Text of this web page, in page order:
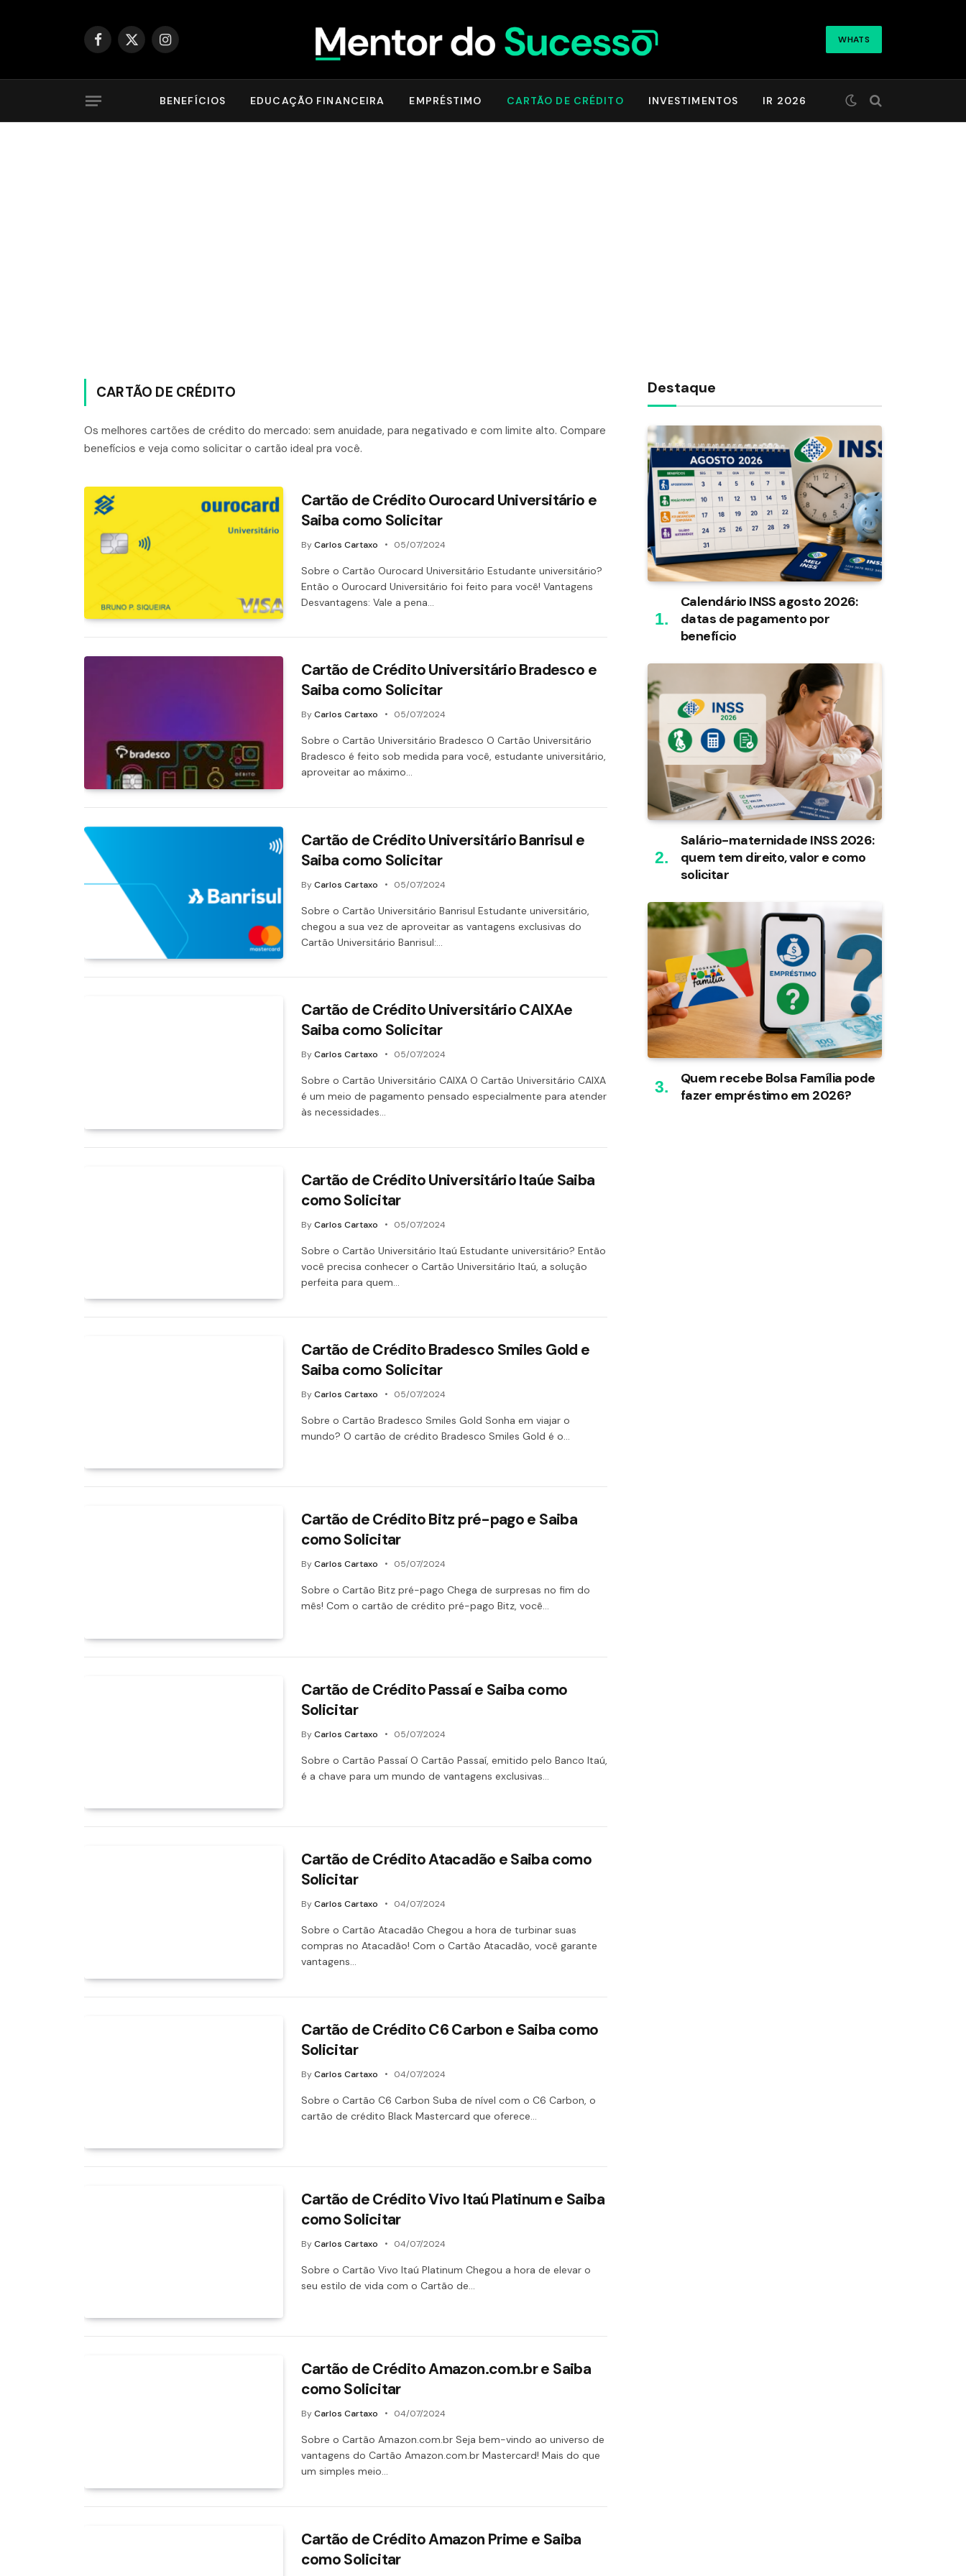
Facebook
X
Instagram WHATS
BENEFÍCIOS EDUCAÇÃO FINANCEIRA EMPRÉSTIMO CARTÃO DE CRÉDITO INVESTIMENTOS IR 2026
CARTÃO DE CRÉDITO
Os melhores cartões de crédito do mercado: sem anuidade, para negativado e com limite alto. Compare
benefícios e veja como solicitar o cartão ideal pra você.
Cartão de Crédito Ourocard Universitário e
Saiba como Solicitar
By Carlos Cartaxo 05/07/2024
Sobre o Cartão Ourocard Universitário Estudante universitário?
Então o Ourocard Universitário foi feito para você! Vantagens
Desvantagens: Vale a pena…
Cartão de Crédito Universitário Bradesco e
Saiba como Solicitar
By Carlos Cartaxo 05/07/2024
Sobre o Cartão Universitário Bradesco O Cartão Universitário
Bradesco é feito sob medida para você, estudante universitário,
aproveitar ao máximo…
Cartão de Crédito Universitário Banrisul e
Saiba como Solicitar
By Carlos Cartaxo 05/07/2024
Sobre o Cartão Universitário Banrisul Estudante universitário,
chegou a sua vez de aproveitar as vantagens exclusivas do
Cartão Universitário Banrisul:…
Cartão de Crédito Universitário CAIXAe
Saiba como Solicitar
By Carlos Cartaxo 05/07/2024
Sobre o Cartão Universitário CAIXA O Cartão Universitário CAIXA
é um meio de pagamento pensado especialmente para atender
às necessidades…
Cartão de Crédito Universitário Itaúe Saiba
como Solicitar
By Carlos Cartaxo 05/07/2024
Sobre o Cartão Universitário Itaú Estudante universitário? Então
você precisa conhecer o Cartão Universitário Itaú, a solução
perfeita para quem…
Cartão de Crédito Bradesco Smiles Gold e
Saiba como Solicitar
By Carlos Cartaxo 05/07/2024
Sobre o Cartão Bradesco Smiles Gold Sonha em viajar o
mundo? O cartão de crédito Bradesco Smiles Gold é o…
Cartão de Crédito Bitz pré-pago e Saiba
como Solicitar
By Carlos Cartaxo 05/07/2024
Sobre o Cartão Bitz pré-pago Chega de surpresas no fim do
mês! Com o cartão de crédito pré-pago Bitz, você…
Cartão de Crédito Passaí e Saiba como
Solicitar
By Carlos Cartaxo 05/07/2024
Sobre o Cartão Passaí O Cartão Passaí, emitido pelo Banco Itaú,
é a chave para um mundo de vantagens exclusivas…
Cartão de Crédito Atacadão e Saiba como
Solicitar
By Carlos Cartaxo 04/07/2024
Sobre o Cartão Atacadão Chegou a hora de turbinar suas
compras no Atacadão! Com o Cartão Atacadão, você garante
vantagens…
Cartão de Crédito C6 Carbon e Saiba como
Solicitar
By Carlos Cartaxo 04/07/2024
Sobre o Cartão C6 Carbon Suba de nível com o C6 Carbon, o
cartão de crédito Black Mastercard que oferece…
Cartão de Crédito Vivo Itaú Platinum e Saiba
como Solicitar
By Carlos Cartaxo 04/07/2024
Sobre o Cartão Vivo Itaú Platinum Chegou a hora de elevar o
seu estilo de vida com o Cartão de…
Cartão de Crédito Amazon.com.br e Saiba
como Solicitar
By Carlos Cartaxo 04/07/2024
Sobre o Cartão Amazon.com.br Seja bem-vindo ao universo de
vantagens do Cartão Amazon.com.br Mastercard! Mais do que
um simples meio…
Cartão de Crédito Amazon Prime e Saiba
como Solicitar
Destaque
Calendário INSS agosto 2026:
datas de pagamento por
benefício
Salário-maternidade INSS 2026:
quem tem direito, valor e como
solicitar
Quem recebe Bolsa Família pode
fazer empréstimo em 2026?